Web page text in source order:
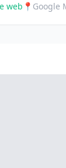
web 📍 Google